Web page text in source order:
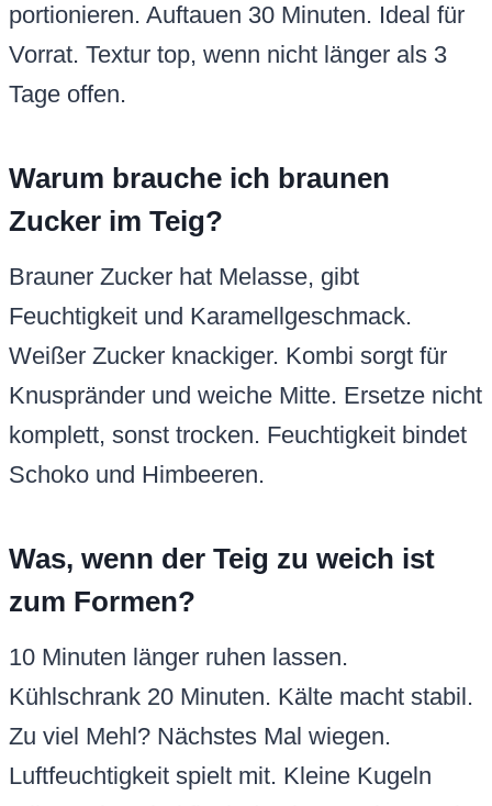
portionieren. Auftauen 30 Minuten. Ideal für
Vorrat. Textur top, wenn nicht länger als 3
Tage offen.
Warum brauche ich braunen
Zucker im Teig?
Brauner Zucker hat Melasse, gibt
Feuchtigkeit und Karamellgeschmack.
Weißer Zucker knackiger. Kombi sorgt für
Knuspränder und weiche Mitte. Ersetze nicht
komplett, sonst trocken. Feuchtigkeit bindet
Schoko und Himbeeren.
Was, wenn der Teig zu weich ist
zum Formen?
10 Minuten länger ruhen lassen.
Kühlschrank 20 Minuten. Kälte macht stabil.
Zu viel Mehl? Nächstes Mal wiegen.
Luftfeuchtigkeit spielt mit. Kleine Kugeln